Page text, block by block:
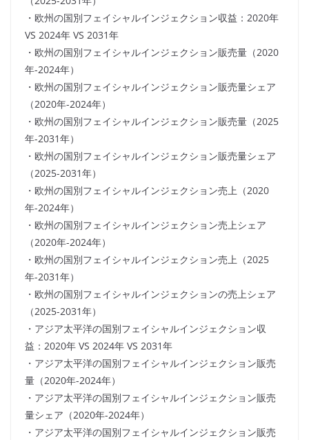
・欧州の国別フェイシャルインジェクション収益：2020年
VS 2024年 VS 2031年
・欧州の国別フェイシャルインジェクション販売量（2020
年-2024年）
・欧州の国別フェイシャルインジェクション販売量シェア
（2020年-2024年）
・欧州の国別フェイシャルインジェクション販売量（2025
年-2031年）
・欧州の国別フェイシャルインジェクション販売量シェア
（2025-2031年）
・欧州の国別フェイシャルインジェクション売上（2020
年-2024年）
・欧州の国別フェイシャルインジェクション売上シェア
（2020年-2024年）
・欧州の国別フェイシャルインジェクション売上（2025
年-2031年）
・欧州の国別フェイシャルインジェクションの売上シェア
（2025-2031年）
・アジア太平洋の国別フェイシャルインジェクション収
益：2020年 VS 2024年 VS 2031年
・アジア太平洋の国別フェイシャルインジェクション販売
量（2020年-2024年）
・アジア太平洋の国別フェイシャルインジェクション販売
量シェア（2020年-2024年）
・アジア太平洋の国別フェイシャルインジェクション販売